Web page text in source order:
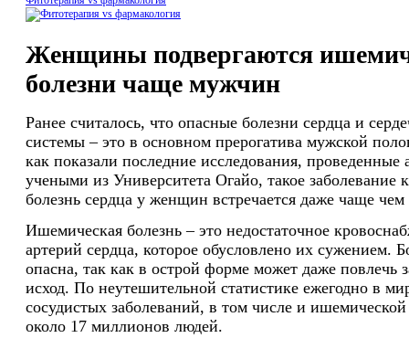
Женщины подвергаются
болезни чаще мужчин
Ранее считалось, что опасные болезни сердца и
системы – это в основном прерогатива мужской
как показали последние исследования, проведенные
учеными из Университета Огайо, такое заболевание
болезнь сердца у женщин встречается даже чаще
Ишемическая болезнь – это недостаточное
артерий сердца, которое обусловлено их сужением.
опасна, так как в острой форме может даже повлечь
исход. По неутешительной статистике ежегодно в
сосудистых заболеваний, в том числе и
около 17 миллионов людей.